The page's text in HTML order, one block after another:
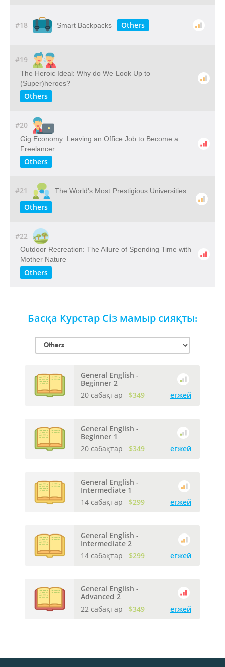
#18 Smart Backpacks Others
#19
The Heroic Ideal: Why do We Look Up to
(Super)heroes?
Others
#20
Gig Economy: Leaving an Office Job to Become a
Freelancer
Others
#21 The World's Most Prestigious Universities
Others
#22
Outdoor​ ​Recreation: The​ ​Allure​ ​of​ ​Spending​ ​Time​ ​with​
​Mother​ ​Nature
Others
Басқа Курстар Сіз мамыр сияқты:
General English -
Beginner 2
20 сабақтар
$349 егжей
General English -
Beginner 1
20 сабақтар
$349 егжей
General English -
Intermediate 1
14 сабақтар
$299 егжей
General English -
Intermediate 2
14 сабақтар
$299 егжей
General English -
Advanced 2
22 сабақтар
$349 егжей